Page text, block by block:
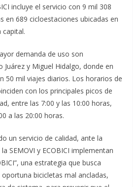
incluye el servicio con 9 mil 308
en 689 cicloestaciones ubicadas en
capital.
demanda de uso son
Juárez y Miguel Hidalgo, donde en
50 mil viajes diarios. Los horarios de
con los principales picos de
entre las 7:00 y las 10:00 horas,
a las 20:00 horas.
un servicio de calidad, ante la
SEMOVI y ECOBICI implementan
una estrategia que busca
bicicletas mal ancladas,